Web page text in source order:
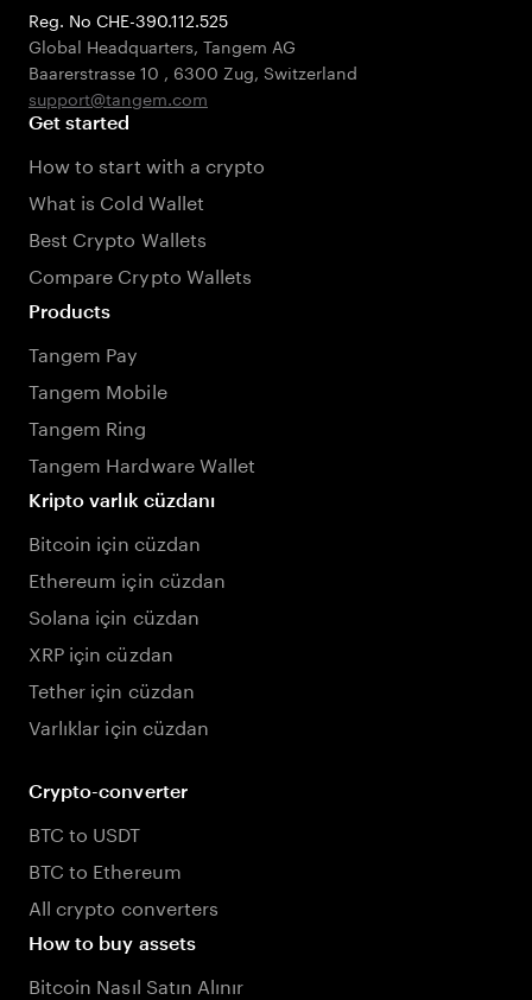
Reg. No CHE-390.112.525
Global Headquarters, Tangem AG
Baarerstrasse 10 , 6300 Zug, Switzerland
support@tangem.com
Get started
How to start with a crypto
What is Cold Wallet
Best Crypto Wallets
Compare Crypto Wallets
Products
Tangem Pay
Tangem Mobile
Tangem Ring
Tangem Hardware Wallet
Kripto varlık cüzdanı
Bitcoin için cüzdan
Ethereum için cüzdan
Solana için cüzdan
XRP için cüzdan
Tether için cüzdan
Varlıklar için cüzdan
Crypto-converter
BTC to USDT
BTC to Ethereum
All crypto converters
How to buy assets
Bitcoin Nasıl Satın Alınır